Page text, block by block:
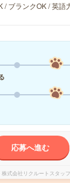
/ ブランクOK / 英語
応募へ進む
株式会社リクルートスタッ